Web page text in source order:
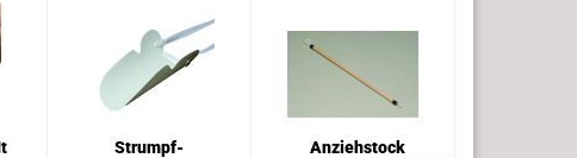
Strumpf-
Anziehstock